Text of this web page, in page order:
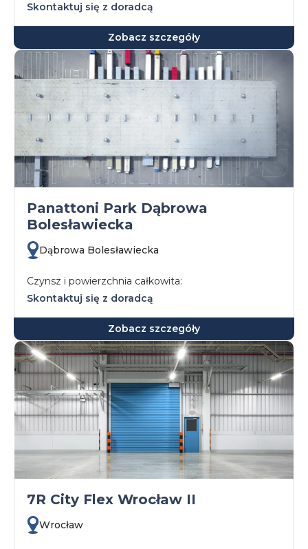
Skontaktuj się z doradcą
Zobacz szczegóły
Panattoni Park Dąbrowa
Bolesławiecka
Dąbrowa Bolesławiecka
Czynsz i powierzchnia całkowita:
Skontaktuj się z doradcą
Zobacz szczegóły
7R City Flex Wrocław II
Wrocław